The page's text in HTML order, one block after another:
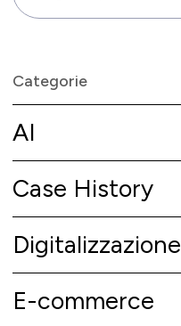
Categorie
AI
Case History
Digitalizzazione
E-commerce